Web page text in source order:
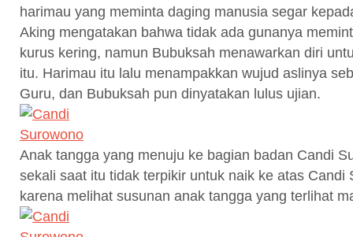
harimau yang meminta daging manusia segar
Aking mengatakan bahwa tidak ada gunanya
kurus kering, namun Bubuksah menawarkan diri
itu. Harimau itu lalu menampakkan wujud aslinya
Guru, dan Bubuksah pun dinyatakan lulus ujian.
Anak tangga yang menuju ke bagian badan Candi
sekali saat itu tidak terpikir untuk naik ke atas Candi
karena melihat susunan anak tangga yang terlihat